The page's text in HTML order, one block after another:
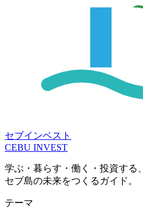
セブインベスト
CEBU INVEST
学ぶ・暮らす・働く・投資する、
セブ島の未来をつくるガイド。
テーマ